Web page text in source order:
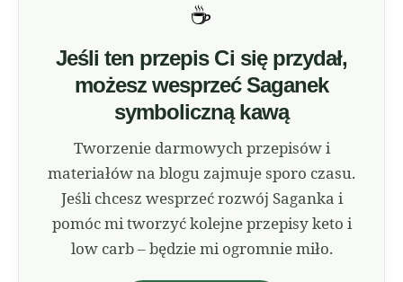
☕
Jeśli ten przepis Ci się przydał,
możesz wesprzeć Saganek
symboliczną kawą
Tworzenie darmowych przepisów i
materiałów na blogu zajmuje sporo czasu.
Jeśli chcesz wesprzeć rozwój Saganka i
pomóc mi tworzyć kolejne przepisy keto i
low carb – będzie mi ogromnie miło.